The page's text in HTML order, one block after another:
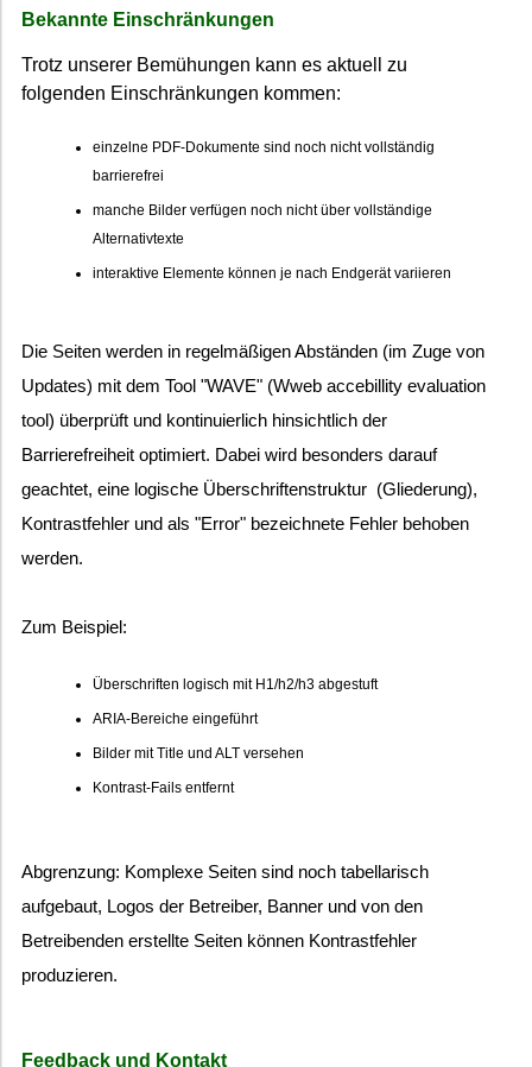
Bekannte Einschränkungen
Trotz unserer Bemühungen kann es aktuell zu
folgenden Einschränkungen kommen:
einzelne PDF-Dokumente sind noch nicht vollständig
barrierefrei
manche Bilder verfügen noch nicht über vollständige
Alternativtexte
interaktive Elemente können je nach Endgerät variieren
Die Seiten werden in regelmäßigen Abständen (im Zuge von
Updates) mit dem Tool "WAVE" (Wweb accebillity evaluation
tool) überprüft und kontinuierlich hinsichtlich der
Barrierefreiheit optimiert. Dabei wird besonders darauf
geachtet, eine logische Überschriftenstruktur (Gliederung),
Kontrastfehler und als "Error" bezeichnete Fehler behoben
werden.
Zum Beispiel:
Überschriften logisch mit H1/h2/h3 abgestuft
ARIA-Bereiche eingeführt
Bilder mit Title und ALT versehen
Kontrast-Fails entfernt
Abgrenzung: Komplexe Seiten sind noch tabellarisch
aufgebaut, Logos der Betreiber, Banner und von den
Betreibenden erstellte Seiten können Kontrastfehler
produzieren.
Feedback und Kontakt